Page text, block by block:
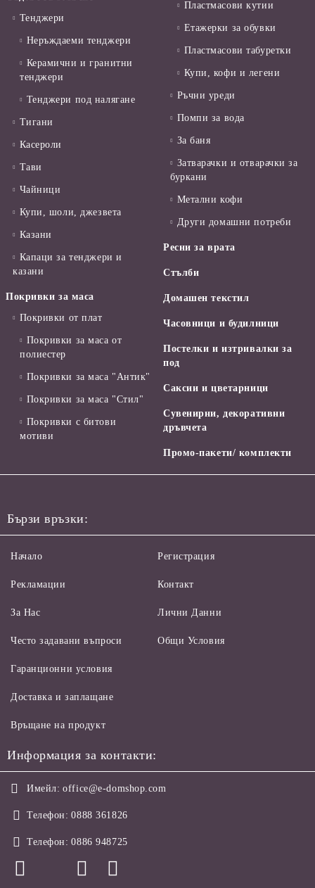
Тенджери
Неръждаеми тенджери
Керамични и гранитни
тенджери
Тенджери под налягане
Тигани
Касероли
Тави
Чайници
Купи, шоли, джезвета
Казани
Капаци за тенджери и
казани
Покривки за маса
Покривки от плат
Покривки за маса от
полиестер
Покривки за маса "Антик"
Покривки за маса "Стил"
Покривки с битови
мотиви
Пластмасови кутии
Етажерки за обувки
Пластмасови табуретки
Купи, кофи и легени
Ръчни уреди
Помпи за вода
За баня
Затварачки и отварачки за
буркани
Метални кофи
Други домашни потреби
Ресни за врата
Стълби
Домашен текстил
Часовници и будилници
Постелки и изтривалки за
под
Саксии и цветарници
Сувенирни, декоративни
дръвчета
Промо-пакети/ комплекти
Бързи връзки:
Начало
Рекламации
За Нас
Често задавани въпроси
Регистрация
Контакт
Лични Данни
Общи Условия
Гаранционни условия
Доставка и заплащане
Връщане на продукт
Информация за контакти:
Имейл: office@e-domshop.com
Телефон: 0888 361826
Телефон: 0886 948725